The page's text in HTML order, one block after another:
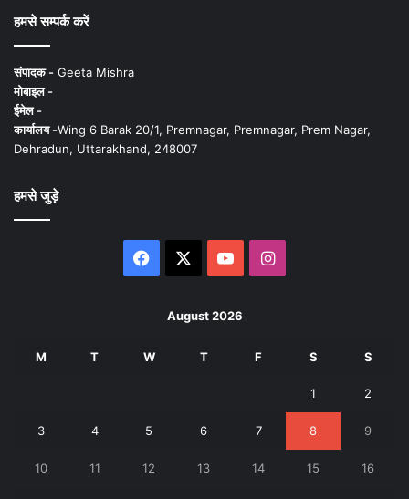
हमसे सम्पर्क करें
संपादक - Geeta Mishra
मोबाइल -
ईमेल -
कार्यालय -Wing 6 Barak 20/1, Premnagar, Premnagar, Prem Nagar,
Dehradun, Uttarakhand, 248007
हमसे जुड़े
Facebook YouTubeInstagram
August 2026
M T W T F S S
1 2
3 4 5 6 7 8 9
10 11 12 13 14 15 16